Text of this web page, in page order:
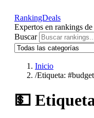
RankingDeals
Expertos en rankings
Buscar
Inicio
/Etiqueta: #budget
💵